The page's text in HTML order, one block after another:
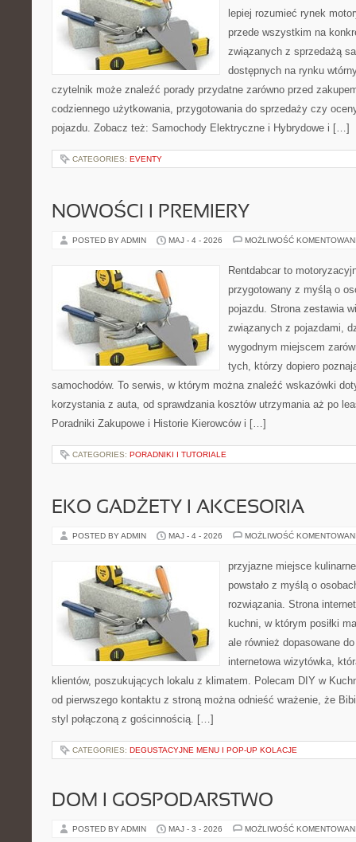
lepiej rozumieć rynek
przede wszystkim na
związanych z sprzedażą
dostępnych na rynku
czytelnik może znaleźć porady przydatne zarówno przed
codziennego użytkowania, przygotowania do sprzedaży czy
pojazdu. Zobacz też: Samochody Elektryczne i Hybrydowe i […]
CATEGORIES: EVENTY
NOWOŚCI I PREMIERY
POSTED BY ADMIN MAJ - 4 - 2026 MOŻLIWOŚĆ
Rentdabcar to
przygotowany z myślą o
pojazdu. Strona zestawia
związanych z pojazdami,
wygodnym miejscem
tych, którzy dopiero
samochodów. To serwis, w którym można znaleźć wskazówki
korzystania z auta, od sprawdzania kosztów utrzymania aż po
Poradniki Zakupowe i Historie Kierowców i […]
CATEGORIES: PORADNIKI I TUTORIALE
EKO GADŻETY I AKCESORIA
POSTED BY ADMIN MAJ - 4 - 2026 MOŻLIWOŚĆ
przyjazne miejsce
powstało z myślą o
rozwiązania. Strona
kuchni, w którym posiłki
ale również dopasowane
internetowa wizytówka,
klientów, poszukujących lokalu z klimatem. Polecam DIY w
od pierwszego kontaktu z stroną można odnieść wrażenie, że
styl połączoną z gościnnością. […]
CATEGORIES: DEGUSTACYJNE MENU I POP-UP KOLACJE
DOM I GOSPODARSTWO
POSTED BY ADMIN MAJ - 3 - 2026 MOŻLIWOŚĆ